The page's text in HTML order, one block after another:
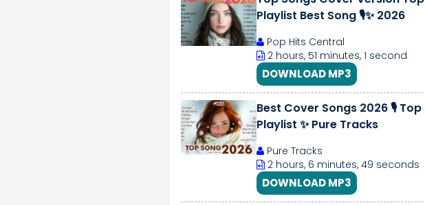
Playlist Best Song 🎙✨ 2026
Pop Hits Central
2 hours, 51 minutes, 1 second
DOWNLOAD MP3
Best Cover Songs 2026 🎙️
Playlist ✨ Pure Tracks
Pure Tracks
2 hours, 6 minutes, 49 seconds
DOWNLOAD MP3